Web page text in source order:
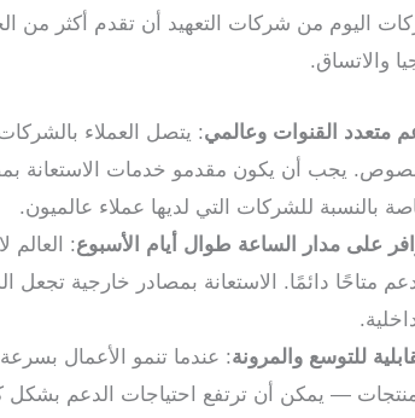
اليوم من شركات التعهيد أن تقدم أكثر من
والاتساق.
متعدد القنوات وعالمي: يتصل العملاء
يجب أن يكون مقدمو خدمات الاستعانة
بالنسبة للشركات التي لديها عملاء عالميون.
على مدار الساعة طوال أيام الأسبوع: العالم
متاحًا دائمًا. الاستعانة بمصادر خارجية
للتوسع والمرونة: عندما تنمو الأعمال
— يمكن أن ترتفع احتياجات الدعم